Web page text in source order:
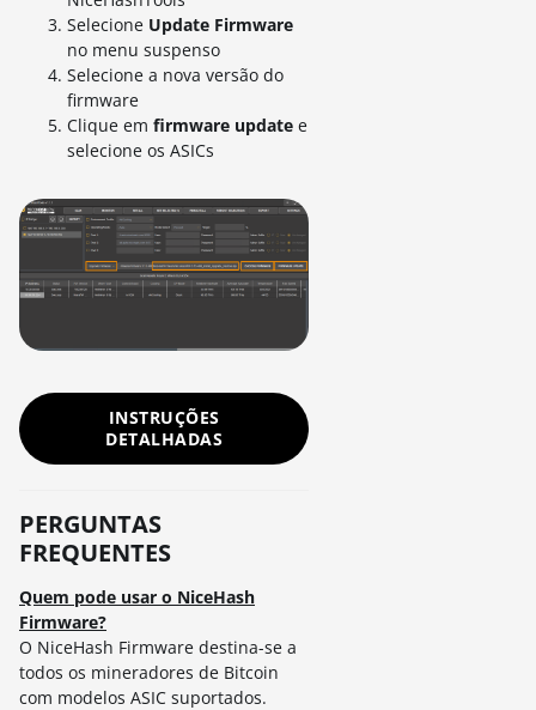
Selecione Update Firmware
no menu suspenso
Selecione a nova versão do
firmware
Clique em firmware update e
selecione os ASICs
INSTRUÇÕES
DETALHADAS
PERGUNTAS
FREQUENTES
Quem pode usar o NiceHash
Firmware?
O NiceHash Firmware destina-se a
todos os mineradores de Bitcoin
com modelos ASIC suportados.